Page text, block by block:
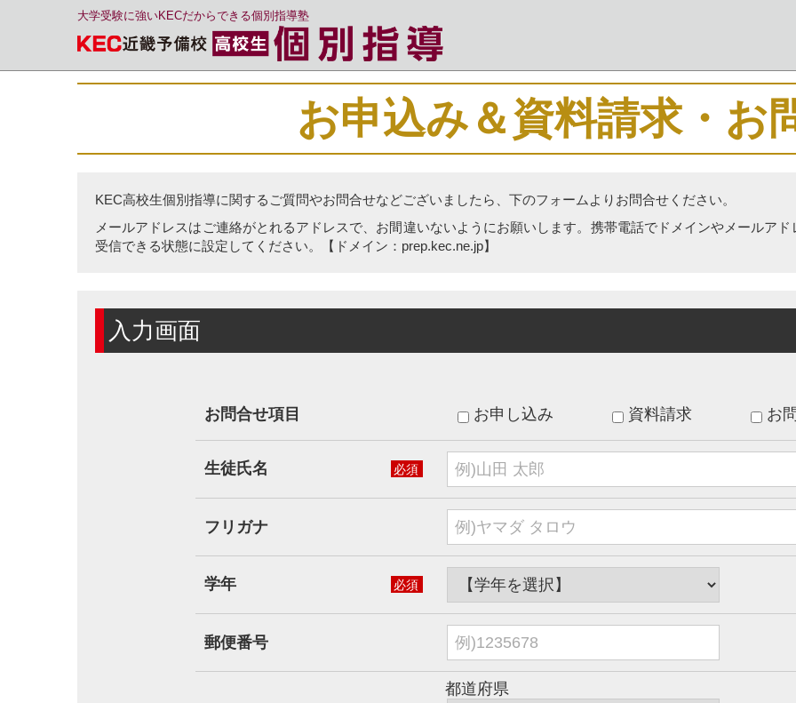
大学受験に強いKECだからできる個別指導塾
お申込み＆資料請求・お
KEC高校生個別指導に関するご質問やお問合せなどございましたら、下のフォームよりお問合せください。
メールアドレスはご連絡がとれるアドレスで、お間違いないようにお願いします。携帯電話でドメインやメールア
受信できる状態に設定してください。【ドメイン：prep.kec.ne.jp】
入力画面
お問合せ項目 お申し込み 資料請求 お
生徒氏名 必須
フリガナ
学年 必須
郵便番号
都道府県